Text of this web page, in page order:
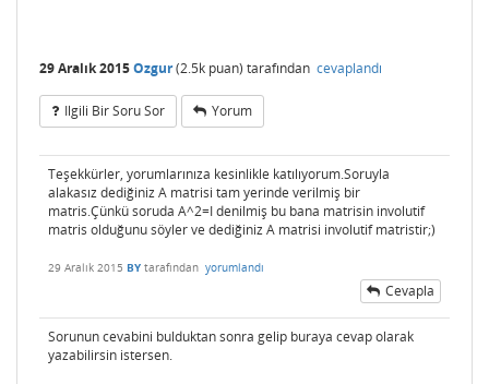
29 Aralık 2015Ozgur(2.5k puan) tarafından cevaplandı
Ilgili Bir Soru Sor Yorum
Teşekkürler, yorumlarınıza kesinlikle katılıyorum.Soruyla
alakasız dediğiniz A matrisi tam yerinde verilmiş bir
matris.Çünkü soruda A^2=I denilmiş bu bana matrisin involutif
matris olduğunu söyler ve dediğiniz A matrisi involutif matristir;)
29 Aralık 2015 BY tarafından yorumlandı
Cevapla
Sorunun cevabini bulduktan sonra gelip buraya cevap olarak
yazabilirsin istersen.